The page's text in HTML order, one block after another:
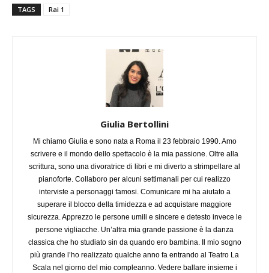
TAGS Rai 1
Giulia Bertollini
Mi chiamo Giulia e sono nata a Roma il 23 febbraio 1990. Amo
scrivere e il mondo dello spettacolo è la mia passione. Oltre alla
scrittura, sono una divoratrice di libri e mi diverto a strimpellare al
pianoforte. Collaboro per alcuni settimanali per cui realizzo
interviste a personaggi famosi. Comunicare mi ha aiutato a
superare il blocco della timidezza e ad acquistare maggiore
sicurezza. Apprezzo le persone umili e sincere e detesto invece le
persone vigliacche. Un’altra mia grande passione è la danza
classica che ho studiato sin da quando ero bambina. Il mio sogno
più grande l’ho realizzato qualche anno fa entrando al Teatro La
Scala nel giorno del mio compleanno. Vedere ballare insieme i